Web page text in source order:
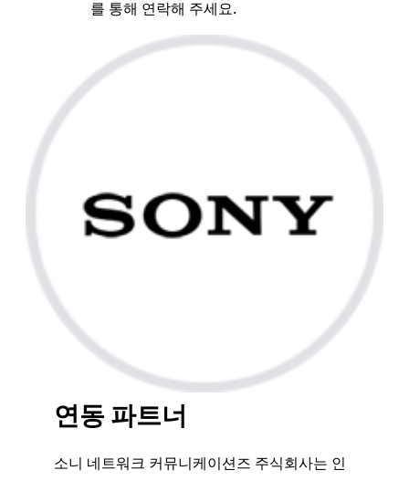
를 통해 연락해 주세요.
연동 파트너
소니 네트워크 커뮤니케이션즈 주식회사는 인